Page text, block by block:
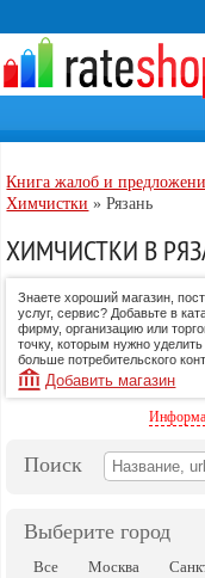
Книга жалоб и
Химчистки »Рязань
ХИМЧИСТКИ В
Знаете хороший магазин,
услуг, сервис? Добавьте в
фирму, организацию или
точку, которым нужно уделить
больше потребительского
Добавить магазин
Поиск
Выберите город
Все Москва